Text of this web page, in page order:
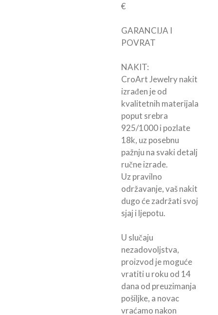
€
GARANCIJA I
POVRAT
NAKIT:
CroArt Jewelry nakit
izrađen je od
kvalitetnih materijala
poput srebra
925/1000 i pozlate
18k, uz posebnu
pažnju na svaki detalj
ručne izrade.
Uz pravilno
održavanje, vaš nakit
dugo će zadržati svoj
sjaj i ljepotu.
U slučaju
nezadovoljstva,
proizvod je moguće
vratiti u roku od 14
dana od preuzimanja
pošiljke, a novac
vraćamo nakon